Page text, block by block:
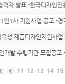
자 발표 -한국디자인진
인1사 지원사업 공고 -경
성 제품디자인지원사
개발 수행기관 모집공
11 12 13 14 15